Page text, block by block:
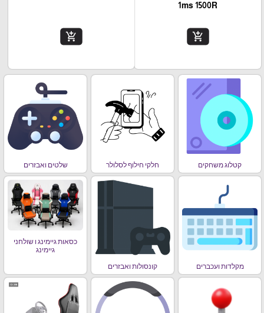
1ms 1500R
add_shopping_cart
add_shopping_cart
קטלוג משחקים חלקי חילוף לסלולר שלטים ואבזרים
מקלדות ועכברים קונסולות ואבזרים
כסאות גיימינג ו שולחני
גיימינג